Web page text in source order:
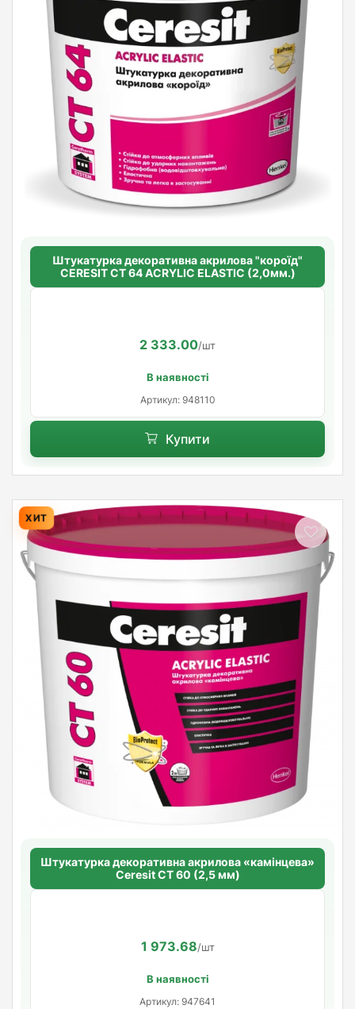
Штукатурка декоративна акрилова "короїд"
CERESIT CT 64 ACRYLIC ELASTIC (2,0мм.)
2 333.00/шт
В наявності
Артикул: 948110
Купити
ХИТ
Штукатурка декоративна акрилова «камінцева»
Ceresit CT 60 (2,5 мм)
1 973.68/шт
В наявності
Артикул: 947641